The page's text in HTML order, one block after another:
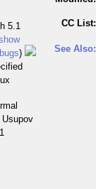
5.1
)
Usupov
CC List:
See Also: